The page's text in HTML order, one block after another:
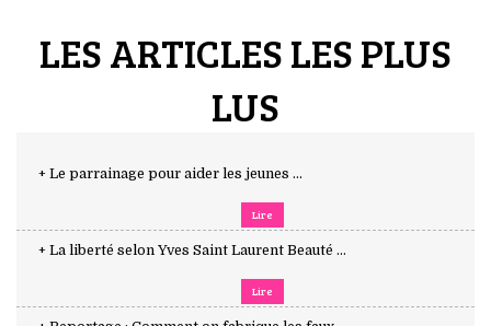
LES ARTICLES LES PLUS
LUS
+ Le parrainage pour aider les jeunes ...
Lire
+ La liberté selon Yves Saint Laurent Beauté ...
Lire